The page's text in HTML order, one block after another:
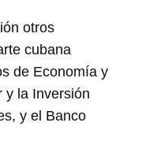
otros
cubana
de Economía y
y la Inversión
y el Banco